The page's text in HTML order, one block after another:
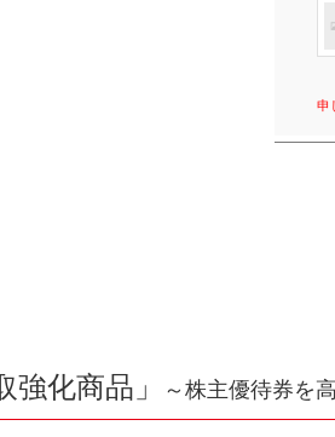
申
強化商品」 ～株主優待券を